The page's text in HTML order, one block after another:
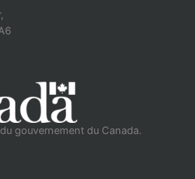
gouvernement du Canada.